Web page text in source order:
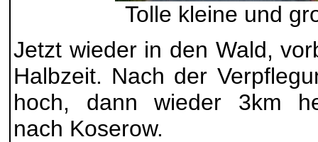
Tolle kleine und
Jetzt wieder in den Wald,
Halbzeit. Nach der
hoch, dann wieder 3km
nach Koserow.